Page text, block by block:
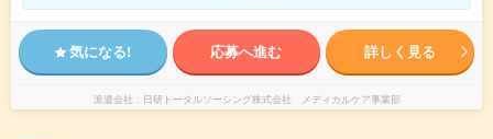
気になる! 応募へ進む 詳しく見る
派遣会社 日研トータルソーシング株式会社 メディカルケア事業部